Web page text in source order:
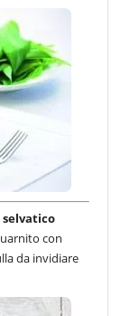
selvatico
con
da invidiare